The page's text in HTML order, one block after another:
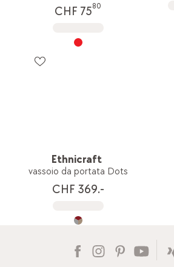
CHF 7580
Ethnicraft
vassoio da portata Dots
CHF 369.-